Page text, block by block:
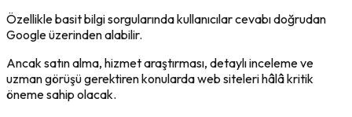
Özellikle basit bilgi sorgularında kullanıcılar cevabı doğrudan
Google üzerinden alabilir.
Ancak satın alma, hizmet araştırması, detaylı inceleme ve
uzman görüşü gerektiren konularda web siteleri hâlâ kritik
öneme sahip olacak.